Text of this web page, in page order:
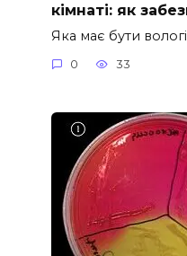
кімнаті: як
Яка має бути
0 33